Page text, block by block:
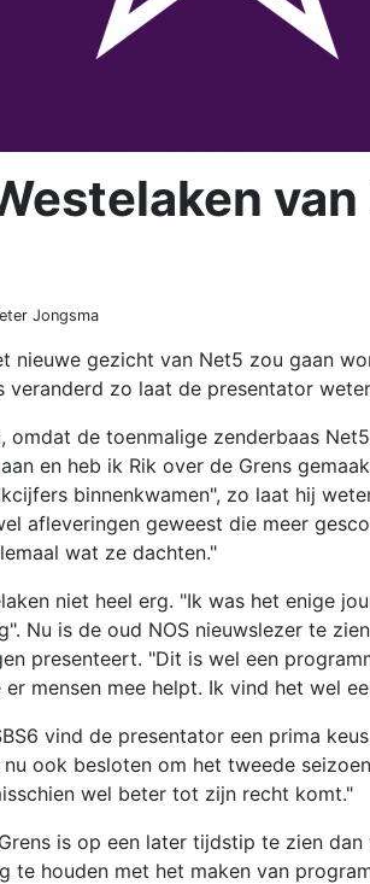
Jongsma
nieuwe gezicht van Net5 zou gaan
veranderd zo laat de presentator
omdat de toenmalige zenderbaas
en heb ik Rik over de Grens
binnenkwamen", zo laat hij
afleveringen geweest die meer
wat ze dachten."
niet heel erg. "Ik was het enige
Nu is de oud NOS nieuwslezer te
presenteert. "Dit is wel een
mensen mee helpt. Ik vind het wel
vind de presentator een prima
ook besloten om het tweede
wel beter tot zijn recht komt."
is op een later tijdstip te zien
te houden met het maken van